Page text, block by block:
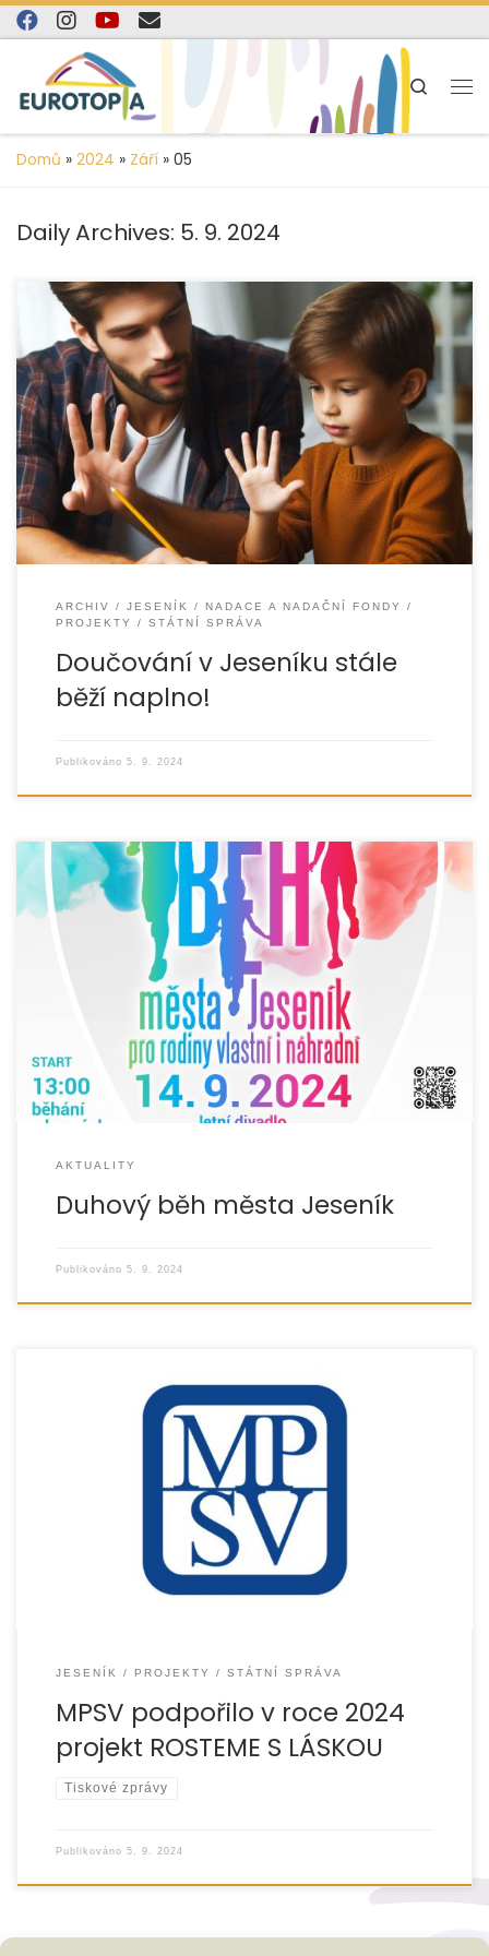
content
Skip to content
Search
Domů » 2024 » Září » 05
Daily Archives: 5. 9. 2024
Věříme, že každé dítě má právo na kvalitní vzdělání,
a proto se snažíme dětem pomáhat tam, kde je to
potřeba. Naše […]
ARCHIV JESENÍK
NADACE A NADAČNÍ FONDY
PROJEKTY
STÁTNÍ SPRÁVA
Doučování v Jeseníku stále
běží naplno!
Publikováno 5. 9. 2024
Čeká vás barevný běh pro celou rodinu, ať už s dětmi,
kočárky, koloběžkami nebo na odrážedlech! Kromě běhu
se můžete těšit […]
AKTUALITY
Duhový běh města Jeseník
Publikováno 5. 9. 2024
V roce 2024 podpořilo Ministerstvo práce a sociálních
věcí v rámci Dotačního programu Rodina náš projekt
„Rosteme s láskou – podpora biologických a svěřených
JESENÍK PROJEKTY STÁTNÍ SPRÁVA
MPSV podpořilo v roce 2024
projekt ROSTEME S LÁSKOU
Tiskové zprávy
Publikováno 5. 9. 2024